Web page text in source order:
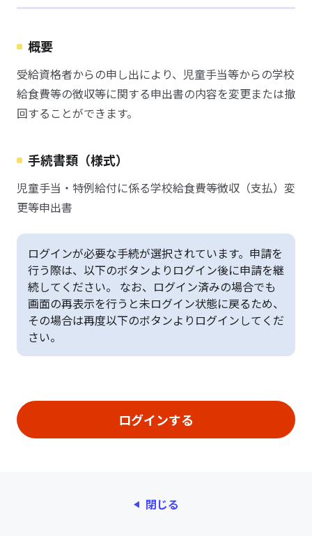
概要
受給資格者からの申し出により、児童手当等からの学校
給食費等の徴収等に関する申出書の内容を変更または撤
回することができます。
手続書類（様式）
児童手当・特例給付に係る学校給食費等徴収（支払）変
更等申出書
ログインが必要な手続が選択されています。申請を
行う際は、以下のボタンよりログイン後に申請を継
続してください。 なお、ログイン済みの場合でも
画面の再表示を行うと未ログイン状態に戻るため、
その場合は再度以下のボタンよりログインしてくだ
さい。
閉じる